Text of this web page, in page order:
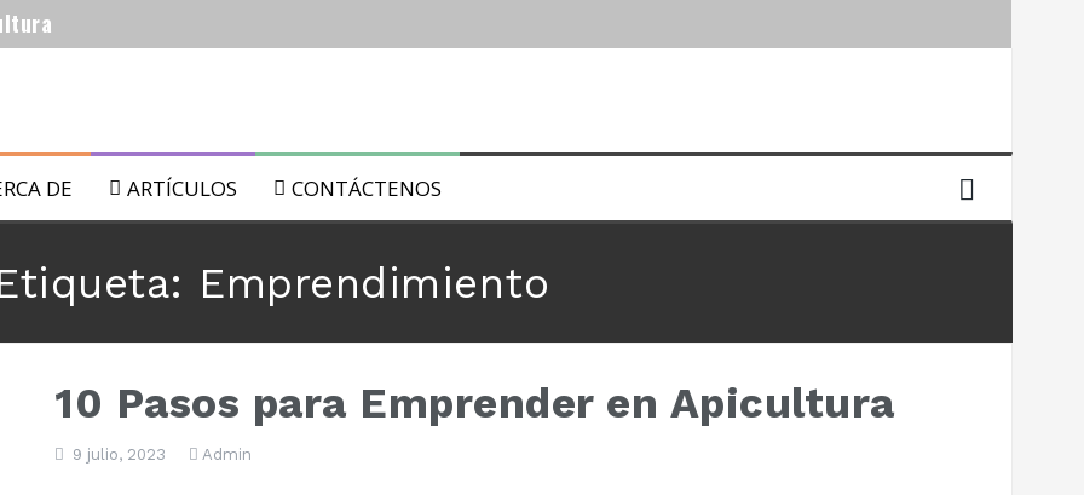
lunares: del 22 al 29 de Julio de 2019
lunares: del 15 al 21 de Julio de 2019
DE ARTÍCULOS CONTÁCTENOS
Emprendimiento
10 Pasos para Emprender en Apicultura
9 julio, 2023 Admin